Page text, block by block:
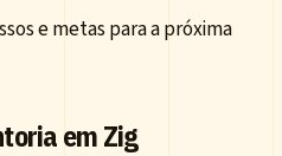
e metas para a próxima
em Zig